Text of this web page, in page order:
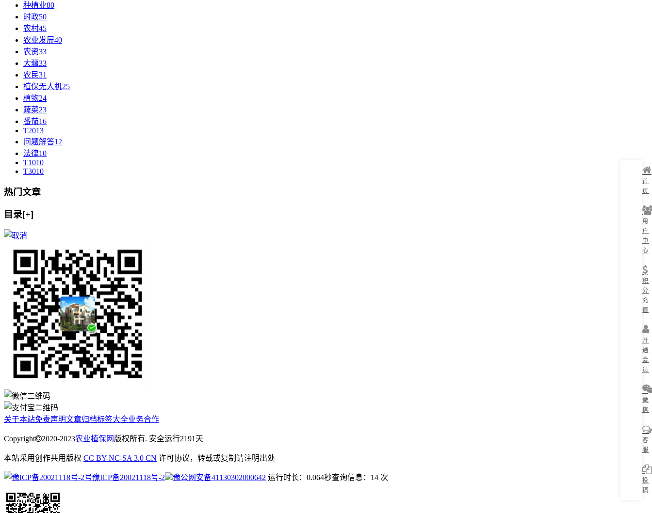
种植业80
时政50
农村45
农业发展40
农资33
大疆33
农民31
植保无人机25
植物24
蔬菜23
番茄16
T2013
问题解答12
法律10
T1010
T3010
热门文章
目录[+]
关于本站免责声明文章归档标签大全业务合作
Copyright 2020-2023农业植保网 版权所有. 安全运行2191 天
本站采用创作共用版权 CC BY-NC-SA 3.0 CN 许可协议，转载或复制请注明出处
豫ICP备20021118号-2 豫公网安备41130302000642 运行时长：0.064秒查询信息：14 次
首
页
用
户
中
心
积
分
充
值
开
通
会
员
微
信
客
服
投
稿